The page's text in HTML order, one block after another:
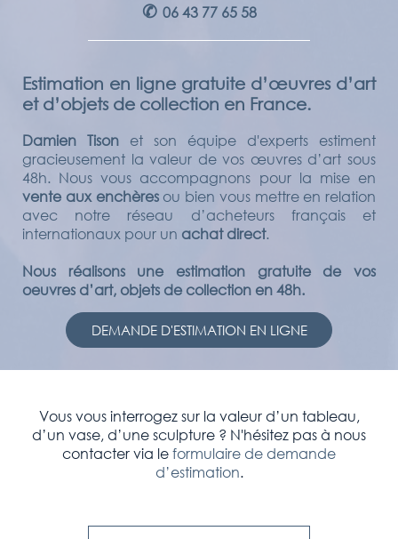
✆ 06 43 77 65 58
Estimation en ligne gratuite d’œuvres d’art
et d’objets de collection en France.
Damien Tison et son équipe d'experts estiment
gracieusement la valeur de vos œuvres d’art sous
48h. Nous vous accompagnons pour la mise en
vente aux enchèresou bien vous mettre en relation
avec notre réseau d’acheteurs français et
internationaux pour un achat direct.
Nous réalisons une estimation gratuite de vos
oeuvres d’art, objets de collection en 48h.
DEMANDE D'ESTIMATION EN LIGNE
Vous vous interrogez sur la valeur d’un tableau,
d’un vase, d’une sculpture ? N'hésitez pas à nous
contacter via leformulaire de demande
d’estimation.